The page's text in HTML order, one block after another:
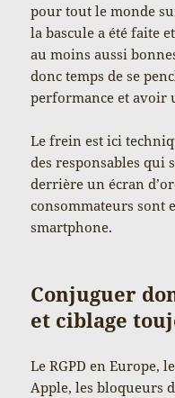
pour tout le monde
la bascule a été faite
au moins aussi
donc temps de se
performance et avoir
Le frein est ici
des responsables qui
derrière un écran
consommateurs sont
smartphone.
Conjuguer
et ciblage
Le RGPD en Europe,
Apple, les bloqueurs